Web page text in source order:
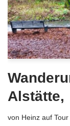
Alstätte,
von Heinz auf Tour